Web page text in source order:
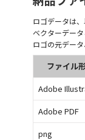
ロゴデータは
ベクターデー
ロゴの元デー
ファイル
Adobe
Adobe PDF
png